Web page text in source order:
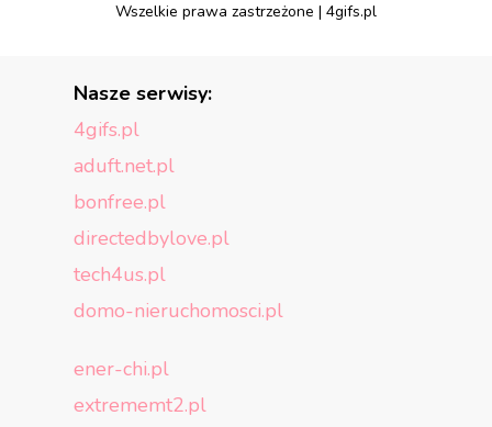
Wszelkie prawa zastrzeżone | 4gifs.pl
Nasze serwisy:
4gifs.pl
aduft.net.pl
bonfree.pl
directedbylove.pl
tech4us.pl
domo-nieruchomosci.pl
ener-chi.pl
extrememt2.pl